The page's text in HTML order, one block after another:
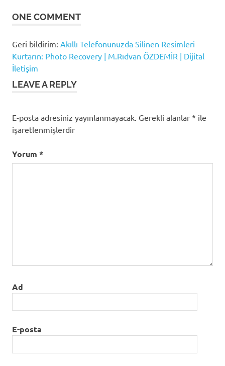
ONE COMMENT
Geri bildirim: Akıllı Telefonunuzda Silinen Resimleri
Kurtarın: Photo Recovery | M.Rıdvan ÖZDEMİR | Dijital
İletişim
LEAVE A REPLY
E-posta adresiniz yayınlanmayacak. Gerekli alanlar * ile
işaretlenmişlerdir
Yorum *
Ad
E-posta